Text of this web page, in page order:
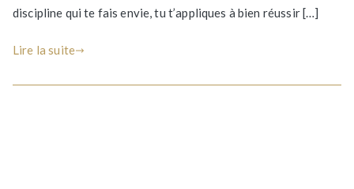
inversé
?
discipline qui te fais envie, tu t’appliques à bien réussir […]
Lire la suite